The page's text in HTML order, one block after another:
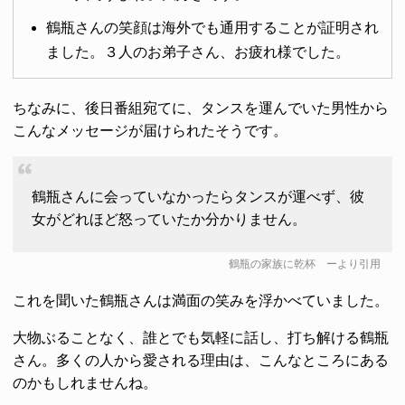
鶴瓶さんの笑顔は海外でも通用することが証明され
ました。３人のお弟子さん、お疲れ様でした。
ちなみに、後日番組宛てに、タンスを運んでいた男性から
こんなメッセージが届けられたそうです。
鶴瓶さんに会っていなかったらタンスが運べず、彼
女がどれほど怒っていたか分かりません。
鶴瓶の家族に乾杯ーより引用
これを聞いた鶴瓶さんは満面の笑みを浮かべていました。
大物ぶることなく、誰とでも気軽に話し、打ち解ける鶴瓶
さん。多くの人から愛される理由は、こんなところにある
のかもしれませんね。